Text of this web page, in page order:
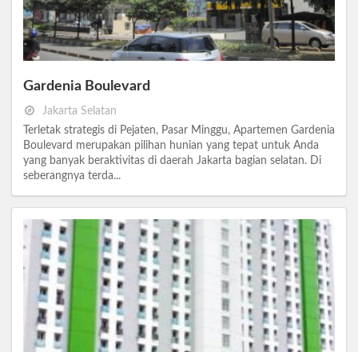
Gardenia Boulevard
Jakarta Selatan
Terletak strategis di Pejaten, Pasar Minggu, Apartemen Gardenia
Boulevard merupakan pilihan hunian yang tepat untuk Anda
yang banyak beraktivitas di daerah Jakarta bagian selatan. Di
seberangnya terda...